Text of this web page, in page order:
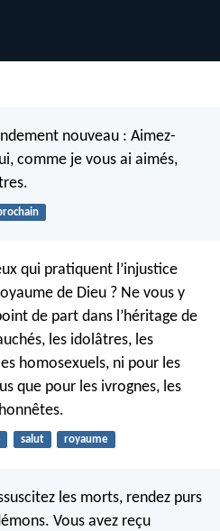
nouveau : Aimez-
comme je vous ai aimés,
qui pratiquent l’injustice
de Dieu ? Ne vous y
de part dans l’héritage de
les idolâtres, les
homosexuels, ni pour les
que pour les ivrognes, les
salut royaume
les morts, rendez purs
Vous avez reçu